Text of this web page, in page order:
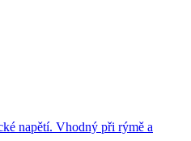
napětí. Vhodný při rýmě a